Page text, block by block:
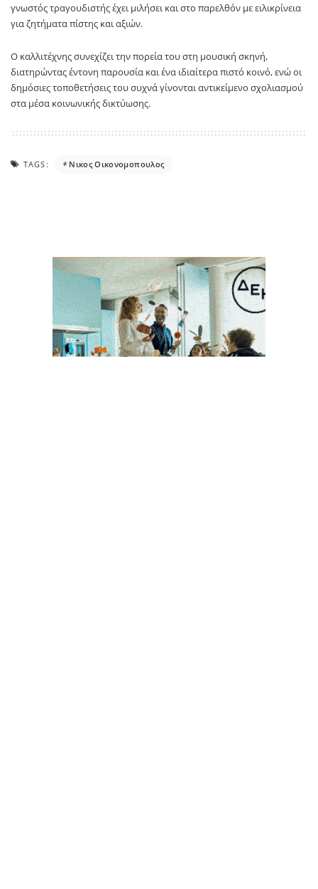
γνωστός τραγουδιστής έχει μιλήσει και στο παρελθόν με ειλικρίνεια
για ζητήματα πίστης και αξιών.
Ο καλλιτέχνης συνεχίζει την πορεία του στη μουσική σκηνή,
διατηρώντας έντονη παρουσία και ένα ιδιαίτερα πιστό κοινό, ενώ οι
δημόσιες τοποθετήσεις του συχνά γίνονται αντικείμενο σχολιασμού
στα μέσα κοινωνικής δικτύωσης.
TAGS: Νικος Οικονομοπουλος